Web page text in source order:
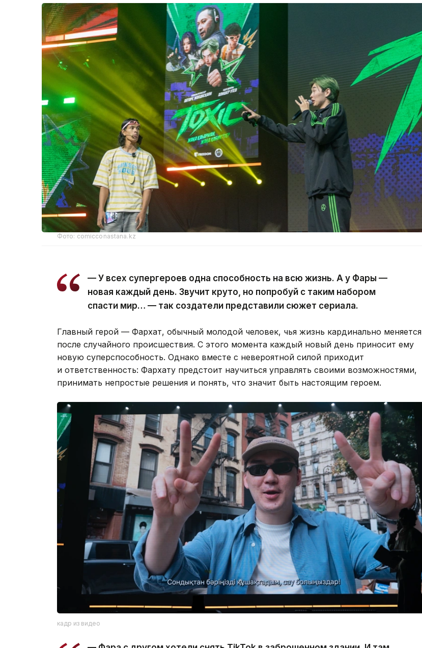
Фото: comicconastana.kz
— У всех супергероев одна способность на всю жизнь. А у Фары —
новая каждый день. Звучит круто, но попробуй с таким набором
спасти мир… — так создатели представили сюжет сериала.
Главный герой — Фархат, обычный молодой человек, чья жизнь кардинально меняется
после случайного происшествия. С этого момента каждый новый день приносит ему
новую суперспособность. Однако вместе с невероятной силой приходит
и ответственность: Фархату предстоит научиться управлять своими возможностями,
принимать непростые решения и понять, что значит быть настоящим героем.
кадр из видео